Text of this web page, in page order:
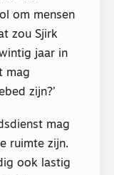
om mensen
zou Sjirk
jaar in
mag
zijn?’
mag
ruimte zijn.
ook lastig